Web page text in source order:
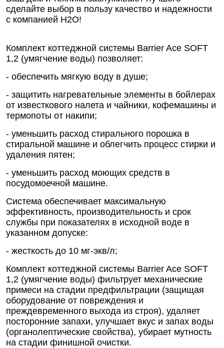
сделайте выбор в пользу качество и надежности
с компанией Н2О!
Комплект коттеджной системы Barrier Ace SOFT
1,2 (умягчение воды) позволяет:
- обеспечить мягкую воду в душе;
- защитить нагревательные элементы в бойлерах
от известкового налета и чайники, кофемашины и
термопоты от накипи;
- уменьшить расход стирального порошка в
стиральной машине и облегчить процесс стирки и
удаления пятен;
- уменьшить расход моющих средств в
посудомоечной машине.
Система обеспечивает максимальную
эффективность, производительность и срок
службы при показателях в исходной воде в
указанном допуске:
- жесткость до 10 мг-экв/л;
Комплект коттеджной системы Barrier Ace SOFT
1,2 (умягчение воды) фильтрует механические
примеси на стадии предфильтрации (защищая
оборудование от повреждения и
преждевременного выхода из строя), удаляет
посторонние запахи, улучшает вкус и запах воды
(органолептические свойства), убирает мутность
на стадии финишной очистки.